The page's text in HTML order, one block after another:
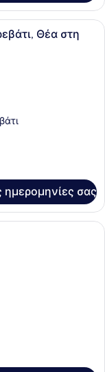
από το μίνι μπαρ,
Θέα στη
ημερομηνίες σας
σαλόνι με ένα